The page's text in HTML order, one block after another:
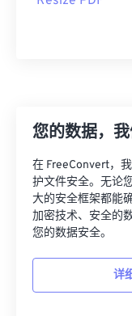
您的数据，
在 FreeConvert，
护文件安全。无论
大的安全框架都能
加密技术、安全的
您的数据安全。
详